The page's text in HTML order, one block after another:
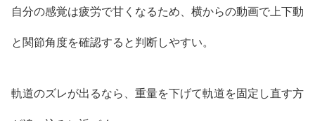
自分の感覚は疲労で甘くなるため、横からの動画で上下動
と関節角度を確認すると判断しやすい。
軌道のズレが出るなら、重量を下げて軌道を固定し直す方